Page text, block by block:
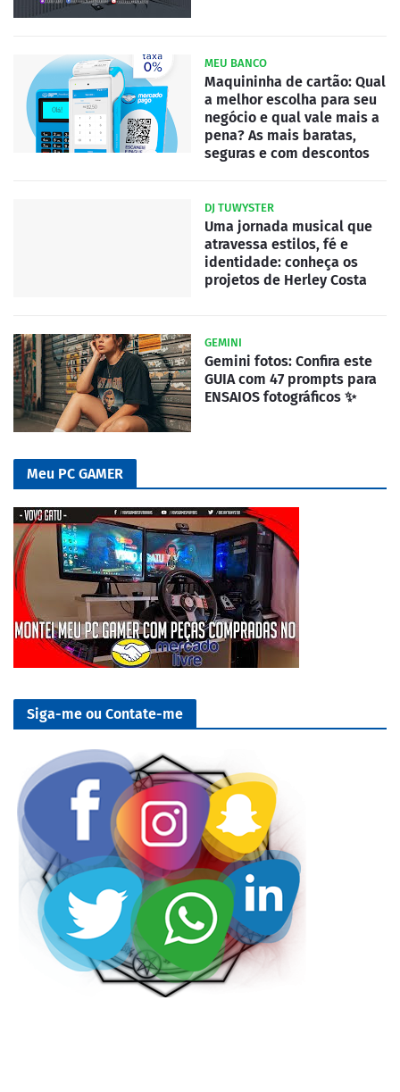
MEU BANCO
Maquininha de cartão: Qual
a melhor escolha para seu
negócio e qual vale mais a
pena? As mais baratas,
seguras e com descontos
DJ TUWYSTER
Uma jornada musical que
atravessa estilos, fé e
identidade: conheça os
projetos de Herley Costa
GEMINI
Gemini fotos: Confira este
GUIA com 47 prompts para
ENSAIOS fotográficos ✨
Meu PC GAMER
Siga-me ou Contate-me